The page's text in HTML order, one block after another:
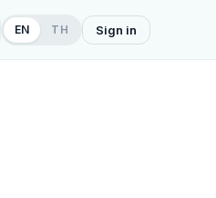
EN TH Sign in